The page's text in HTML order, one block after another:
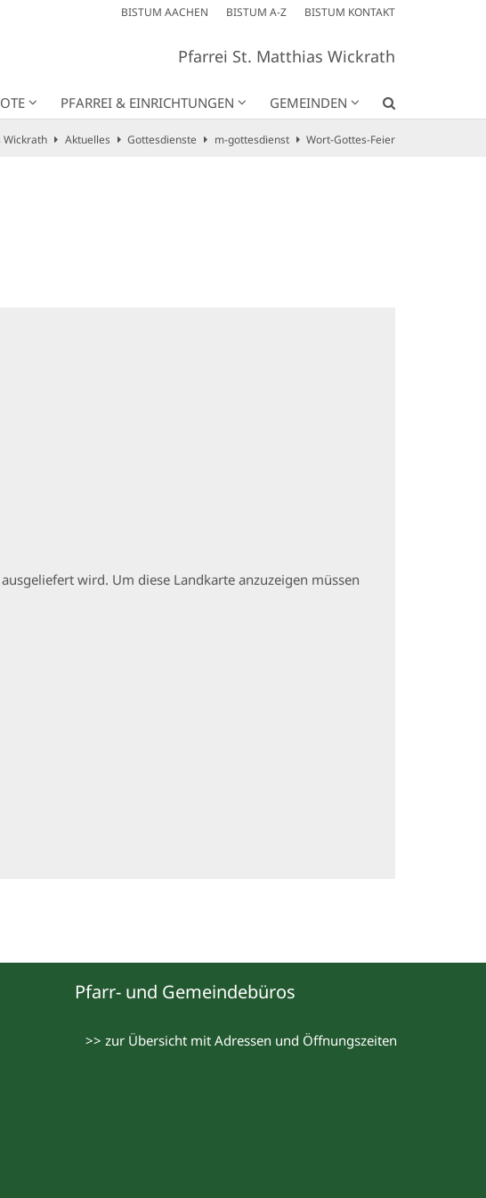
BISTUM AACHEN BISTUM A-Z BISTUM KONTAKT
Pfarrei St. Matthias Wickrath
PFARREI & EINRICHTUNGEN GEMEINDEN
Wickrath Aktuelles Gottesdienste m-gottesdienst Wort-Gottes-Feier
wird. Um diese Landkarte anzuzeigen müssen
Pfarr- und Gemeindebüros
>> zur Übersicht mit Adressen und Öffnungszeiten